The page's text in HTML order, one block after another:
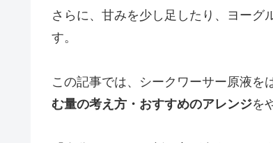
さらに、甘みを少し足したり、ヨーグ
す。
この記事では、シークワーサー原液を
む量の考え方・おすすめのアレンジを